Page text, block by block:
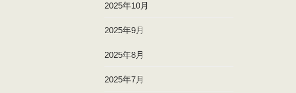
2025年10月
2025年9月
2025年8月
2025年7月